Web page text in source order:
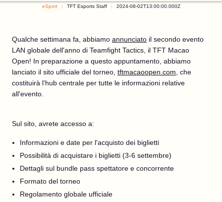
eSport TFT Esports Staff 2024-08-02T13:00:00.000Z
Qualche settimana fa, abbiamo annunciato il secondo evento
LAN globale dell'anno di Teamfight Tactics, il TFT Macao
Open! In preparazione a questo appuntamento, abbiamo
lanciato il sito ufficiale del torneo, tftmacaoopen.com , che
costituirà l'hub centrale per tutte le informazioni relative
all'evento.
Sul sito, avrete accesso a:
Informazioni e date per l'acquisto dei biglietti
Possibilità di acquistare i biglietti (3-6 settembre)
Dettagli sul bundle pass spettatore e concorrente
Formato del torneo
Regolamento globale ufficiale